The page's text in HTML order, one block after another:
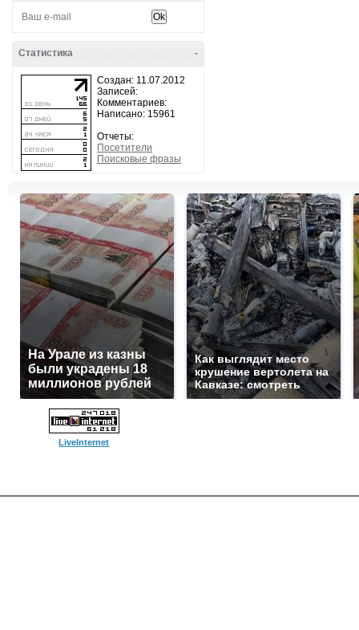
-
Статистика
Создан: 11.07.2012
Записей:
Комментариев:
Написано: 15961
Отчеты:
Посетители
Поисковые фразы
На Урале из казны
были украдены 18
миллионов рублей
Как выглядит место
крушение вертолета на
Кавказе: смотреть
LiveInternet